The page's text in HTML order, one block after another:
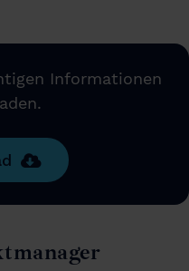
Informationen